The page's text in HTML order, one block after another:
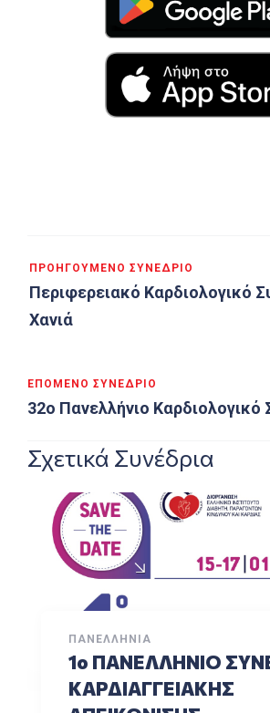
άρθρων
ΠΡΟΗΓΟΎΜΕΝΟ ΣΥΝΈΔΡΙΟ
Περιφερειακό Καρδιολογικό
Χανιά
ΕΠΌΜΕΝΟ ΣΥΝΈΔΡΙΟ
32ο Πανελλήνιο Καρδιολογικό
Σχετικά Συνέδρια
ΠΑΝΕΛΛΉΝΙΑ
1o ΠΑΝΕΛΛΗΝΙΟ
ΚΑΡΔΙΑΓΓΕΙΑΚΗΣ